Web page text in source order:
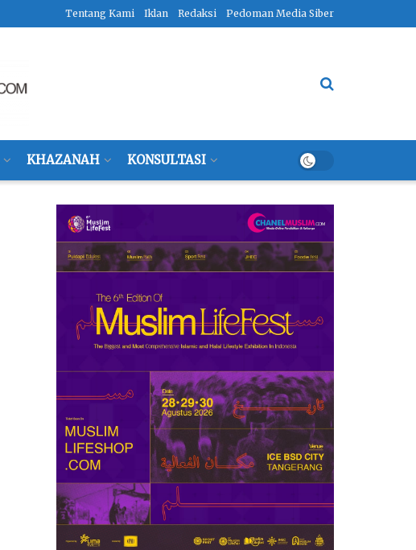
Tentang Kami Iklan Redaksi Pedoman Media Siber
KHAZANAH KONSULTASI